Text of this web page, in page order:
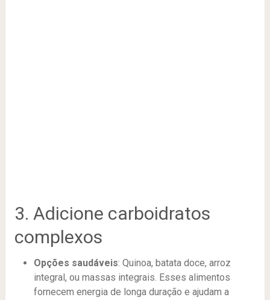
3. Adicione carboidratos
complexos
Opções saudáveis: Quinoa, batata doce, arroz
integral, ou massas integrais. Esses alimentos
fornecem energia de longa duração e ajudam a